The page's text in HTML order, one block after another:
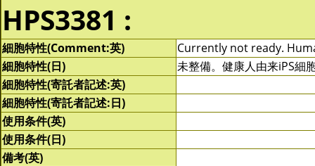
HPS3381 :
細胞特性(Comment:英)
Currently not ready.
細胞特性(日)
未整備。健康人由来iPS細
細胞特性(寄託者記述:英)
細胞特性(寄託者記述:日)
使用条件(英)
使用条件(日)
備考(英)